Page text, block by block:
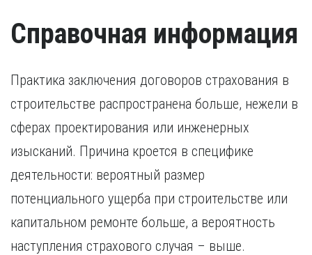
квалификации в течение последних пяти лет. В случае,
если повышение квалификации проходило за пределами
России, требуется копия свидетельства о признании
Справочная информация
Практика заключения договоров страхования в
строительстве распространена больше, нежели в
сферах проектирования или инженерных
изысканий. Причина кроется в специфике
деятельности: вероятный размер
потенциального ущерба при строительстве или
капитальном ремонте больше, а вероятность
наступления страхового случая – выше.